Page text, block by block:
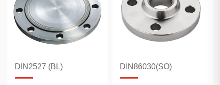
DIN2527 (BL) DIN86030(SO)